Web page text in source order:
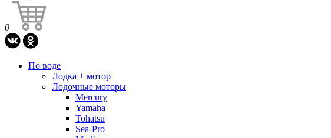
0
По воде
Лодка + мотор
Лодочные моторы
Mercury
Yamaha
Tohatsu
Sea-Pro